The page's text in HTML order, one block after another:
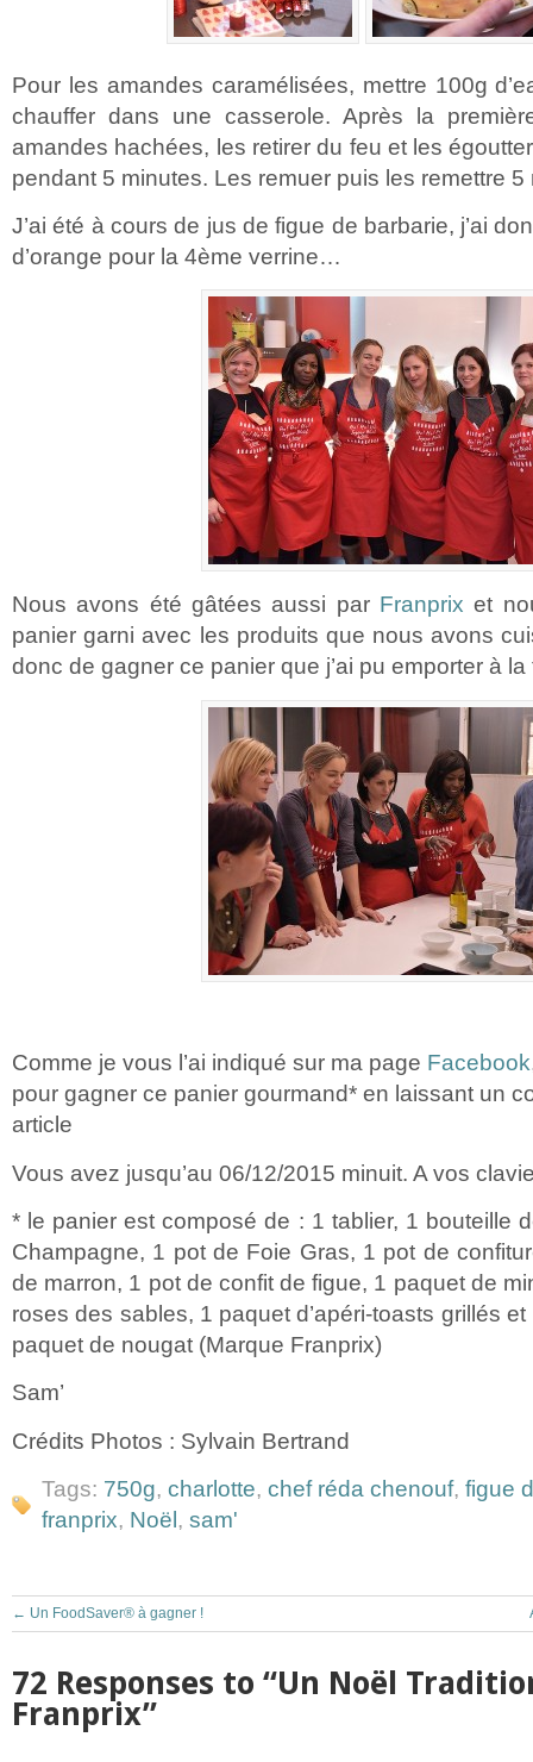
Pour les amandes caramélisées, mettre 100g
chauffer dans une casserole. Après la
amandes hachées, les retirer du feu et les
pendant 5 minutes. Les remuer puis les remettre 5
J’ai été à cours de jus de figue de barbarie, j’ai
d’orange pour la 4ème verrine…
Nous avons été gâtées aussi par Franprix et
panier garni avec les produits que nous avons
donc de gagner ce panier que j’ai pu emporter à
Comme je vous l’ai indiqué sur ma page Facebook
pour gagner ce panier gourmand* en laissant un
article
Vous avez jusqu’au 06/12/2015 minuit. A vos
* le panier est composé de : 1 tablier, 1 bouteille
Champagne, 1 pot de Foie Gras, 1 pot de
de marron, 1 pot de confit de figue, 1 paquet de
roses des sables, 1 paquet d’apéri-toasts grillés et
paquet de nougat (Marque Franprix)
Sam’
Crédits Photos : Sylvain Bertrand
Tags: 750g, charlotte, chef réda chenouf, figue
franprix, Noël , sam'
← Un FoodSaver® à gagner !
72 Responses to “Un Noël
Franprix”